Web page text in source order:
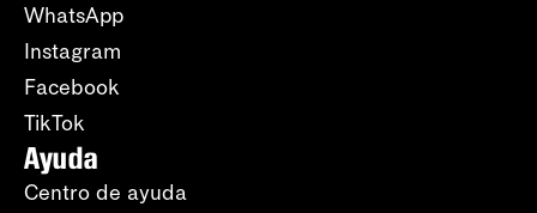
WhatsApp
Instagram
Facebook
TikTok
Ayuda
Centro de ayuda